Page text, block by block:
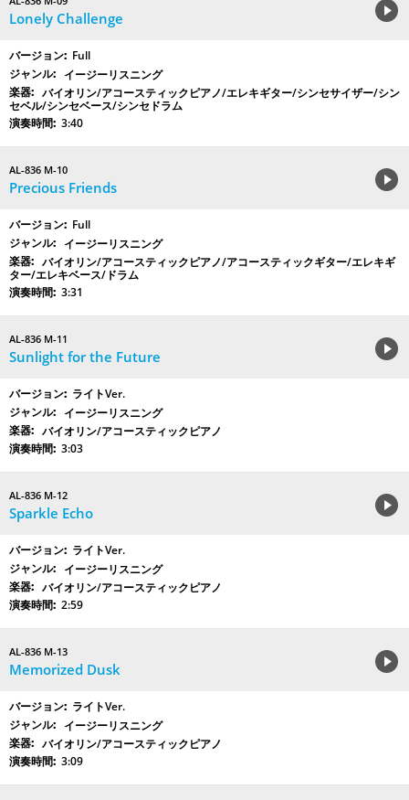
Lonely Challenge
Full
イージーリスニング
バイオリン/アコースティックピアノ/エレキギター/シンセサイザー/シン
セベル/シンセベース/シンセドラム
3:40
AL-836 M-10
Precious Friends
Full
イージーリスニング
バイオリン/アコースティックピアノ/アコースティックギター/エレキギ
ター/エレキベース/ドラム
3:31
AL-836 M-11
Sunlight for the Future
ライトVer.
イージーリスニング
バイオリン/アコースティックピアノ
3:03
AL-836 M-12
Sparkle Echo
ライトVer.
イージーリスニング
バイオリン/アコースティックピアノ
2:59
AL-836 M-13
Memorized Dusk
ライトVer.
イージーリスニング
バイオリン/アコースティックピアノ
3:09